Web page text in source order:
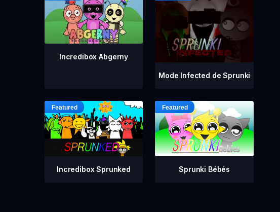
Incredibox Abgerny
Mode Infected de Sprunki
Incredibox Sprunked Sprunki Bébés